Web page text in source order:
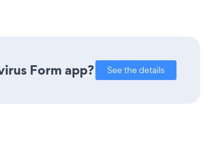
Form app? See the details